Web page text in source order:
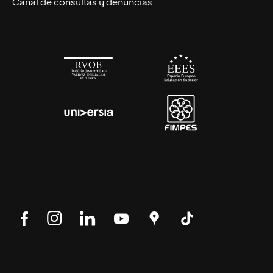
Canal de consultas y denuncias
SíguenosSíguenos SíguenosSíguenos
Encuéntranos